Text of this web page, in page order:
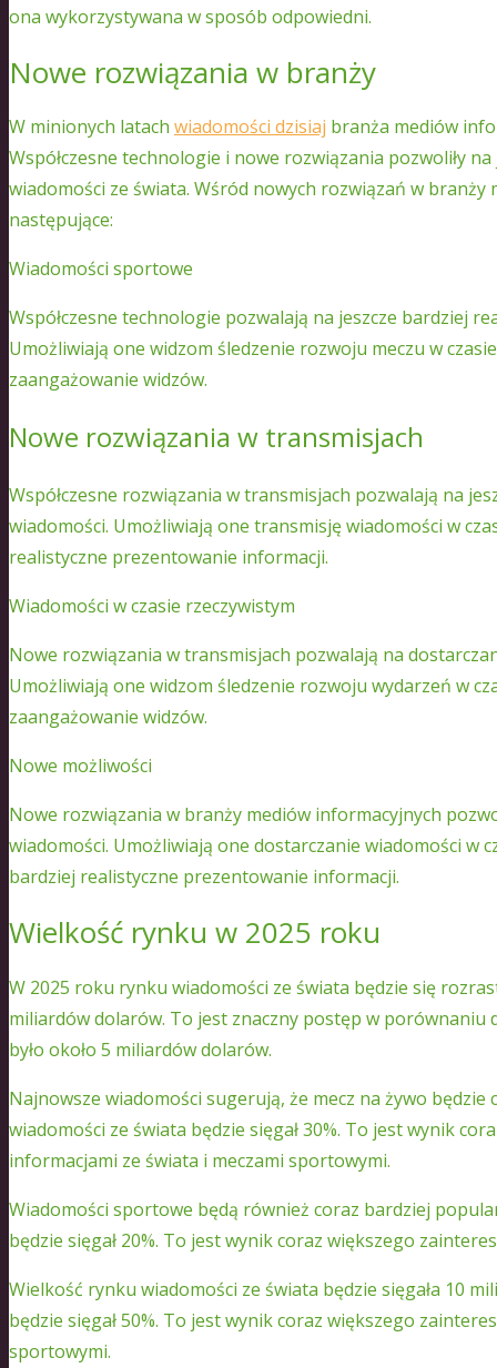
ona wykorzystywana w sposób odpowiedni.
Nowe rozwiązania w branży
W minionych latach wiadomości dzisiaj branża mediów
Współczesne technologie i nowe rozwiązania pozwoliły
wiadomości ze świata. Wśród nowych rozwiązań w
następujące:
Wiadomości sportowe
Współczesne technologie pozwalają na jeszcze bardziej
Umożliwiają one widzom śledzenie rozwoju meczu w
zaangażowanie widzów.
Nowe rozwiązania w transmisjach
Współczesne rozwiązania w transmisjach pozwalają na
wiadomości. Umożliwiają one transmisję wiadomości w
realistyczne prezentowanie informacji.
Wiadomości w czasie rzeczywistym
Nowe rozwiązania w transmisjach pozwalają na
Umożliwiają one widzom śledzenie rozwoju wydarzeń w
zaangażowanie widzów.
Nowe możliwości
Nowe rozwiązania w branży mediów informacyjnych
wiadomości. Umożliwiają one dostarczanie wiadomości w
bardziej realistyczne prezentowanie informacji.
Wielkość rynku w 2025 roku
W 2025 roku rynku wiadomości ze świata będzie się
miliardów dolarów. To jest znaczny postęp w porównaniu
było około 5 miliardów dolarów.
Najnowsze wiadomości sugerują, że mecz na żywo
wiadomości ze świata będzie sięgał 30%. To jest wynik
informacjami ze świata i meczami sportowymi.
Wiadomości sportowe będą również coraz bardziej
będzie sięgał 20%. To jest wynik coraz większego
Wielkość rynku wiadomości ze świata będzie sięgała 10
będzie sięgał 50%. To jest wynik coraz większego
sportowymi.